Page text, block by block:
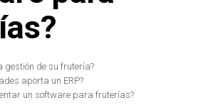
gestión de su frutería?
aporta un ERP?
un software para fruterías?